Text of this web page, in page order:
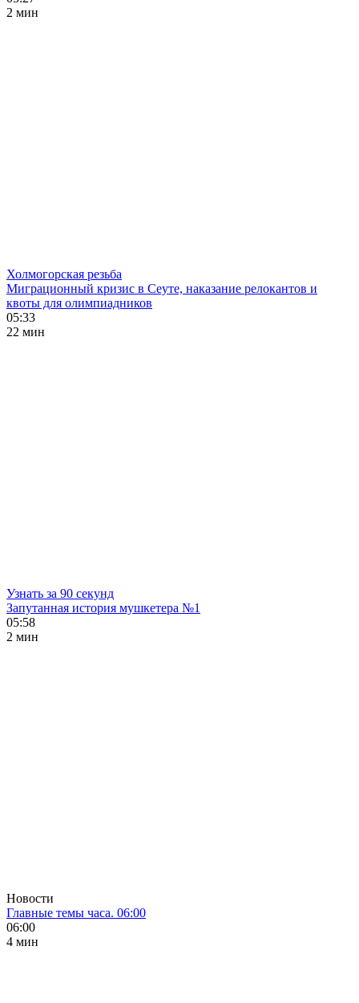
2 мин
Холмогорская резьба
Миграционный кризис в Сеуте, наказание релокантов и
квоты для олимпиадников
05:33
22 мин
Узнать за 90 секунд
Запутанная история мушкетера №1
05:58
2 мин
Новости
Главные темы часа. 06:00
06:00
4 мин